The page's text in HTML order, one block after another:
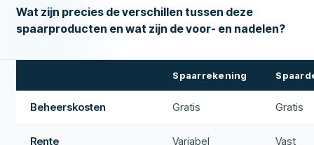
Wat zijn precies de verschillen tussen deze
spaarproducten en wat zijn de voor- en nadelen?
Spaarrekening
Beheerskosten Gratis Gratis
Rente Variabel Vast